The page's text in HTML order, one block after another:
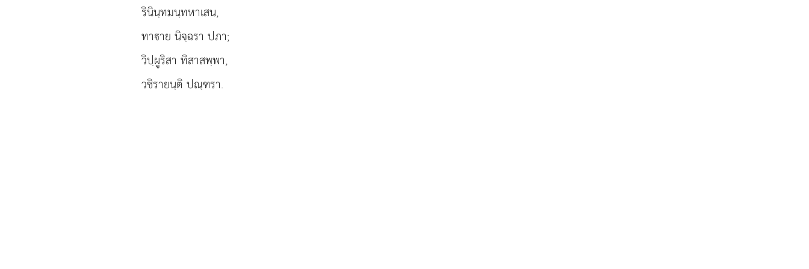
รินินฺทมนฺทหาเสน,
ทาาย นิจฺฉรา ปภา;
วิปฺผูริสา ทิสาสพฺพา,
วชิรายนฺติ ปณฺฑรา.